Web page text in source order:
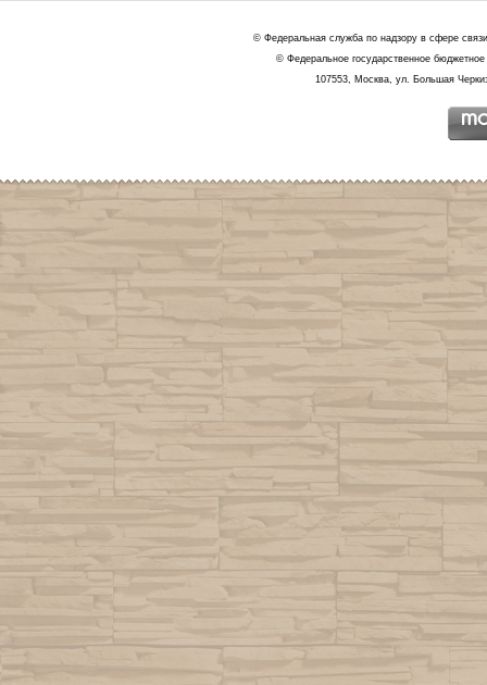
© Федеральная служба по надзору в сфере
© Федеральное государственное
107553, Москва, ул. Большая